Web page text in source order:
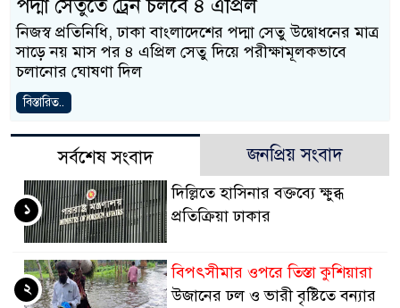
পদ্মা সেতুতে ট্রেন চলবে ৪ এপ্রিল
নিজস্ব প্রতিনিধি, ঢাকা বাংলাদেশের পদ্মা সেতু উদ্বোধনের মাত্র
সাড়ে নয় মাস পর ৪ এপ্রিল সেতু দিয়ে পরীক্ষামূলকভাবে
চলানোর ঘোষণা দিল
বিস্তারিত..
সর্বশেষ সংবাদ জনপ্রিয় সংবাদ
দিল্লিতে হাসিনার বক্তব্যে ক্ষুব্ধ
প্রতিক্রিয়া ঢাকার
১
বিপৎসীমার ওপরে তিস্তা কুশিয়ারা
উজানের ঢল ও ভারী বৃষ্টিতে বন্যার
২